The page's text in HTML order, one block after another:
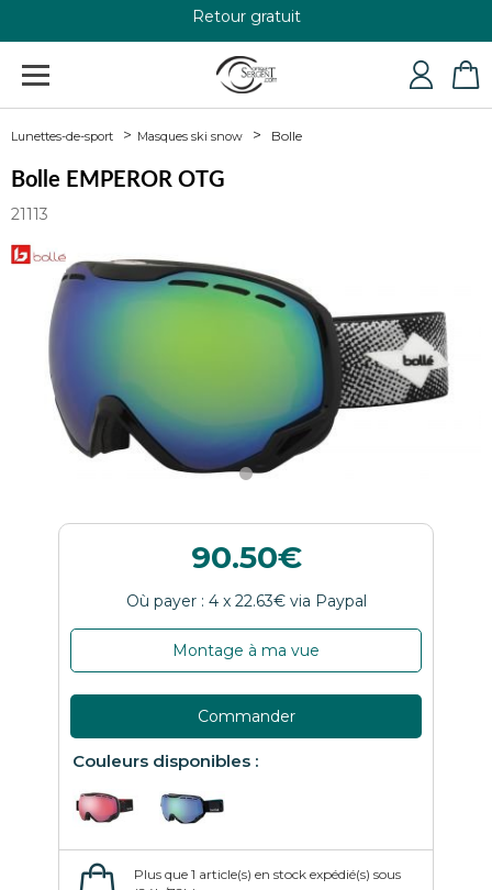
+33 4 79 24 76 84
Lunettes-de-sport Masques ski snow Bolle
Bolle EMPEROR OTG
21113
90.50
Montage à ma vue
Commander